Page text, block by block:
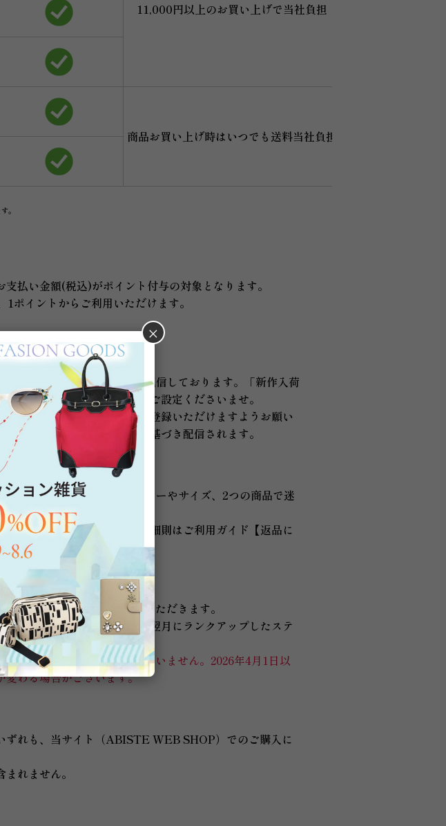
11,000円以上のお買い上げで当社負担
商品お買い上げ時はいつでも送料当社負担
。
払い金額(税込)がポイント付与の対象となります。
ポイントからご利用いただけます。
ゼントのお知らせメールを配信しております。「新作入荷
よろしければぜひ「可」にご設定くださいませ。
の上、正しい生年月日をご登録いただけますようお願い
ポンもご登録のお誕生日に基づき配信されます。
当社で負担いたします。カラーやサイズ、2つの商品で迷
ご試着程度の商品に限り、細則はご利用ガイド【返品に
にステータスを判定させていただきます。
ミングを待たず、ご購入の翌月にランクアップしたステ
ランクから下がることはございません。2026年4月1日以
変わる場合がございます。
ずれも、当サイト（ABISTE WEB SHOP）でのご購入に
れません。
×